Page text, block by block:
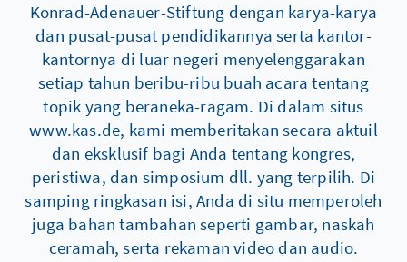
Konrad-Adenauer-Stiftung dengan karya-karya
dan pusat-pusat pendidikannya serta kantor-
kantornya di luar negeri menyelenggarakan
setiap tahun beribu-ribu buah acara tentang
topik yang beraneka-ragam. Di dalam situs
www.kas.de, kami memberitakan secara aktuil
dan eksklusif bagi Anda tentang kongres,
peristiwa, dan simposium dll. yang terpilih. Di
samping ringkasan isi, Anda di situ memperoleh
juga bahan tambahan seperti gambar, naskah
ceramah, serta rekaman video dan audio.